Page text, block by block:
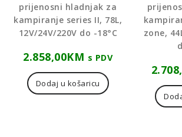
prijenosni hladnjak za
kampiranje series II, 78L,
12V/24V/220V do -18°C
2.858,00KM s PDV
Dodaj u košaricu
zone,